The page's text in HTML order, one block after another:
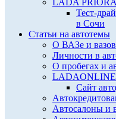
LADA PRIORA
Тест-
в Сочи
Статьи на автотемы
О ВАЗе и
Личности в
О пробегах и
Сайт
Автосалоны и